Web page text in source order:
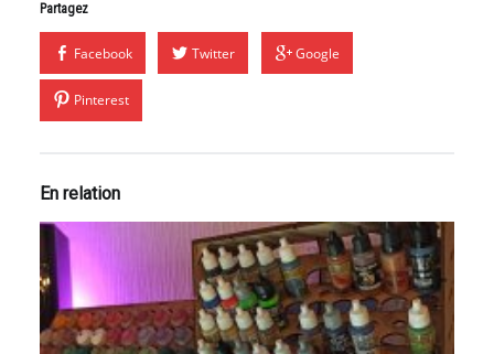
Partagez
Facebook Twitter Google
Pinterest
En relation